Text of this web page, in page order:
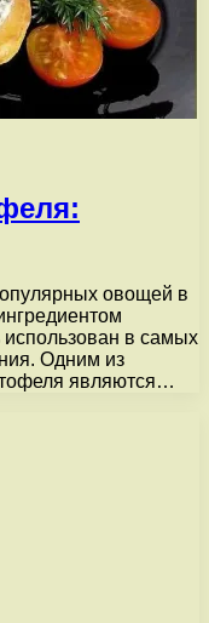
овощей в
в самых
Одним из
являются…